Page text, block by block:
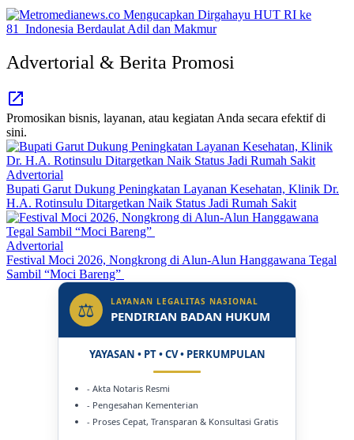
Advertorial & Berita Promosi
Promosikan bisnis, layanan, atau kegiatan Anda secara efektif di
sini.
Advertorial
Bupati Garut Dukung Peningkatan Layanan Kesehatan, Klinik Dr.
H.A. Rotinsulu Ditargetkan Naik Status Jadi Rumah Sakit
Advertorial
Festival Moci 2026, Nongkrong di Alun-Alun Hanggawana Tegal
Sambil “Moci Bareng”
⚖ LAYANAN LEGALITAS NASIONAL
PENDIRIAN BADAN HUKUM
YAYASAN • PT • CV • PERKUMPULAN
- Akta Notaris Resmi
- Pengesahan Kementerian
- Proses Cepat, Transparan & Konsultasi Gratis